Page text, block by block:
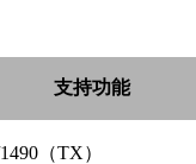
支持功能
（TX）